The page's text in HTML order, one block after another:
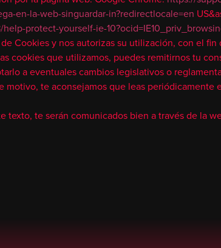
en-la-web-singuardar-in?redirectlocale=en
protect-yourself-ie-
Cookies y nos autorizas su utilización, con el
cookies que utilizamos, puedes remitirnos tu
a eventuales cambios legislativos o
motivo, te aconsejamos que leas
te serán comunicados bien a través de la